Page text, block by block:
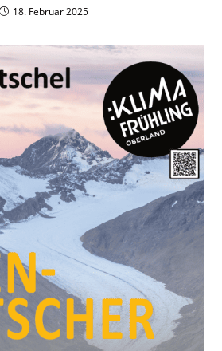
18. Februar 2025